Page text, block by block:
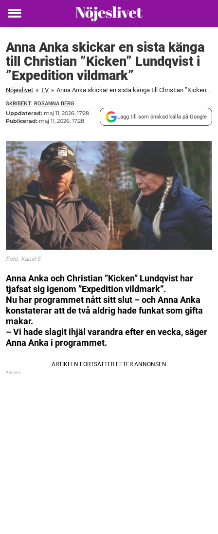
Toggle
Anna Anka skickar en sista känga
till Christian ”Kicken” Lundqvist i
”Expedition vildmark”
Nöjeslivet » TV » Anna Anka skickar en sista känga till Christian ”Kicken” Lundqvist i ”Expedition vildmark”
SKRIBENT: ROSANNA BERG
Uppdaterad: maj 11, 2026, 17:28
Publicerad: maj 11, 2026, 17:28
Lägg till som önskad källa på Google
Foto: Kanal 5
Anna Anka och Christian ”Kicken” Lundqvist har
tjafsat sig igenom ”Expedition vildmark”.
Nu har programmet nått sitt slut – och Anna Anka
konstaterar att de två aldrig hade funkat som gifta
makar.
– Vi hade slagit ihjäl varandra efter en vecka, säger
Anna Anka i programmet.